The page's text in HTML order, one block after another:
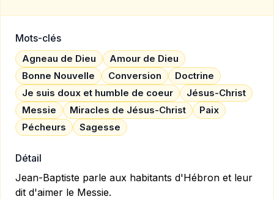
Mots-clés
Agneau de Dieu
Amour de Dieu
Bonne Nouvelle
Conversion
Doctrine
Je suis doux et humble de coeur
Jésus-Christ
Messie
Miracles de Jésus-Christ
Paix
Pécheurs
Sagesse
Détail
Jean-Baptiste parle aux habitants d'Hébron et leur
dit d'aimer le Messie.